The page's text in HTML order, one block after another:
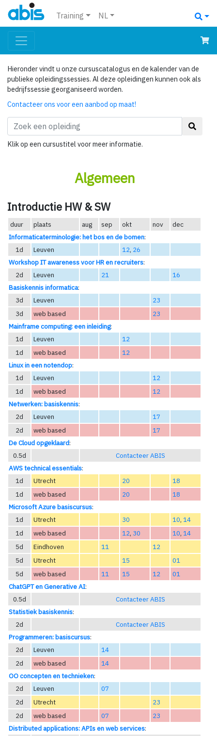
Training NL
Hieronder vindt u onze cursuscatalogus en de kalender van de
publieke opleidingssessies. Al deze opleidingen kunnen ook als
bedrijfssessie georganiseerd worden.
Contacteer ons voor een aanbod op maat!
Klik op een cursustitel voor meer informatie.
Algemeen
Introductie HW & SW
duur plaats aug sep okt nov
dec
Informaticaterminologie: het bos en de bomen:
1d
Leuven 12, 26
Workshop IT awareness voor HR en recruiters:
2d
Leuven 21
16
Basiskennis informatica:
3d
Leuven
23
3d
web based
23
Mainframe computing: een inleiding:
1d
Leuven
12
1d
web based
12
Linux in een notendop:
1d
Leuven
12
1d
web based
12
Netwerken: basiskennis:
2d
Leuven
17
2d
web based
17
De Cloud opgeklaard:
0.5d
Contacteer ABIS
AWS technical essentials:
1d
Utrecht 20
18
1d
web based 20
18
Microsoft Azure basiscursus:
1d
Utrecht 30 10, 14
1d
web based 12, 30 10, 14
5d
Eindhoven 11
12
5d
Utrecht 15
01
5d
web based 11 15 12
01
ChatGPT en Generative AI:
0.5d
Contacteer ABIS
Statistiek basiskennis:
2d
Contacteer ABIS
Programmeren: basiscursus:
2d
Leuven
14
2d
web based
14
OO concepten en technieken:
2d
Leuven
07
2d
Utrecht
23
2d
web based 07
23
Distributed applications: APIs en web services: